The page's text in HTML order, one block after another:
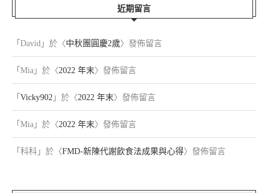
近期留言
「 David 」於〈中秋團圓慶2歲〉發佈留言
「 Mia 」於〈2022 年末〉發佈留言
「 Vicky902 」於〈2022 年末〉發佈留言
「 Mia 」於〈2022 年末〉發佈留言
「 科科 」於〈FMD-新陳代謝飲食法成果與心得〉發佈留言